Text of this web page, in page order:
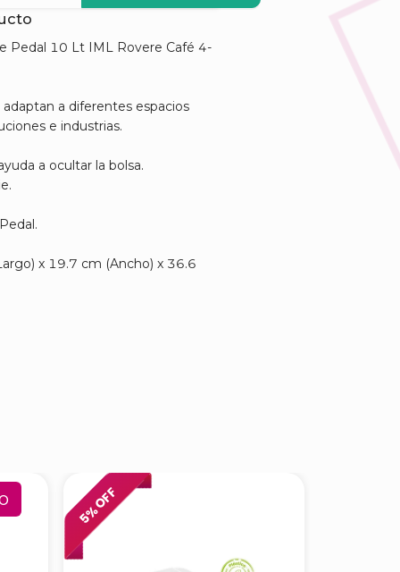
Pedal 10 Lt IML Rovere Café 4-
adaptan a diferentes espacios
e industrias.
a ocultar la bolsa.
x 19.7 cm (Ancho) x 36.6
5
% OFF